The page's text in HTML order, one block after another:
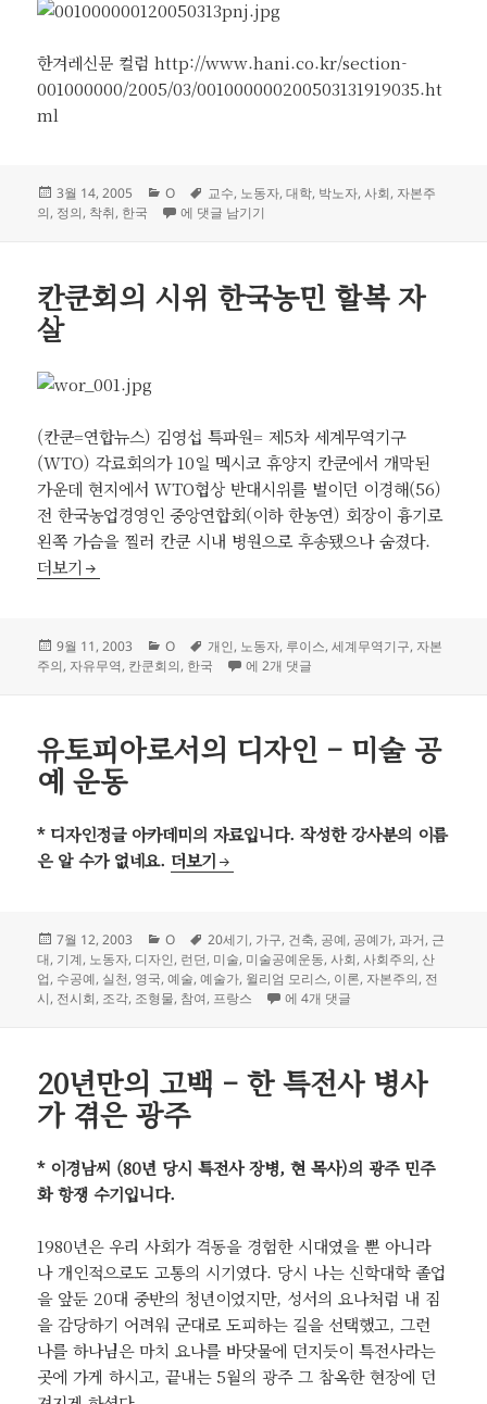
한겨레신문 컬럼 http://www.hani.co.kr/section-
001000000/2005/03/001000000200503131919035.ht
ml
작
성
3월 14, 2005
카
테
O
태
그
교수, 노동자,대학, 박노자, 사회, 자본주
의, 정의, 착취, 한국 교수란 이름의 ‘황금 우리’
에 댓글 남기기
칸쿤회의 시위 한국농민 할복 자
살
(칸쿤=연합뉴스) 김영섭 특파원= 제5차 세계무역기구
(WTO) 각료회의가 10일 멕시코 휴양지 칸쿤에서 개막된
가운데 현지에서 WTO협상 반대시위를 벌이던 이경해(56)
전 한국농업경영인 중앙연합회(이하 한농연) 회장이 흉기로
왼쪽 가슴을 찔러 칸쿤 시내 병원으로 후송됐으나 숨졌다.
칸쿤회의 시위 한국농민 할복 자살
더보기
작
성
9월 11, 2003
카
테
O
태
그
개인, 노동자, 루이스,세계무역기구, 자본
주의, 자유무역, 칸쿤회의, 한국 칸쿤회의 시위 한국농민 할복 자살
에 2개 댓글
유토피아로서의 디자인 – 미술 공
예 운동
* 디자인정글 아카데미의 자료입니다. 작성한 강사분의 이름
은 알 수가 없네요. 유토피아로서의 디자인 – 미술 공예 운동
더보기
작
성
일
자
7월 12, 2003
카
테
고
리
O
태
그
20세기, 가구, 건축, 공예, 공예가,과거, 근
대, 기계, 노동자, 디자인, 런던, 미술, 미술공예운동, 사회, 사회주의,산
업, 수공예, 실천, 영국,예술,예술가, 윌리엄 모리스, 이론, 자본주의, 전
시, 전시회, 조각, 조형물, 참여, 프랑스 유토피아로서의 디자인 – 미술 공
에 4개 댓글
20년만의 고백 – 한 특전사 병사
가 겪은 광주
* 이경남씨 (80년 당시 특전사 장병, 현 목사)의 광주 민주
화 항쟁 수기입니다.
1980년은 우리 사회가 격동을 경험한 시대였을 뿐 아니라
나 개인적으로도 고통의 시기였다. 당시 나는 신학대학 졸업
을 앞둔 20대 중반의 청년이었지만, 성서의 요나처럼 내 짐
을 감당하기 어려워 군대로 도피하는 길을 선택했고, 그런
나를 하나님은 마치 요나를 바닷물에 던지듯이 특전사라는
곳에 가게 하시고, 끝내는 5월의 광주 그 참옥한 현장에 던